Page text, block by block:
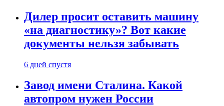
Дилер просит оставить машину
«на диагностику»? Вот какие
документы нельзя забывать
6 дней спустя
Завод имени Сталина. Какой
автопром нужен России